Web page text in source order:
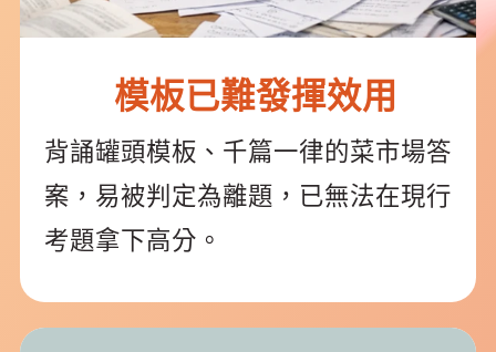
模板已難發揮效用
背誦罐頭模板、千篇一律的菜市場答
案，易被判定為離題，已無法在現行
考題拿下高分。